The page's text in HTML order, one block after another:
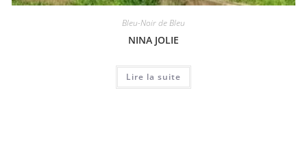
Bleu-Noir de Bleu
NINA JOLIE
Lire la suite